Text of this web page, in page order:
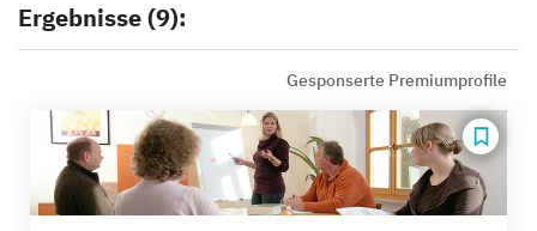
Ergebnisse (9):
Gesponserte Premiumprofile